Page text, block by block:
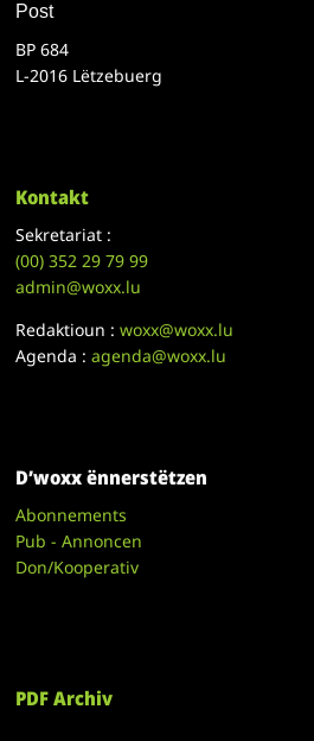
Post
BP 684
L-2016 Lëtzebuerg
Kontakt
Sekretariat :
(00)352 29 79 99
admin@woxx.lu
Redaktioun :woxx@woxx.lu
Agenda :agenda@woxx.lu
D’woxx ënnerstëtzen
Abonnements
Pub - Annoncen
Don/Kooperativ
PDF Archiv